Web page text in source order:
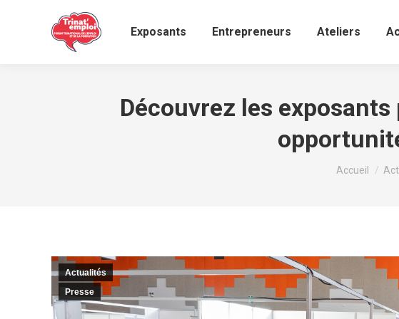
Exposants Entrepreneurs Ateliers
Découvrez les
Vous êtes ici
Accueil
Actualités
Presse